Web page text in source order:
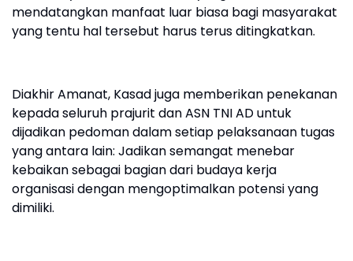
mendatangkan manfaat luar biasa bagi masyarakat
yang tentu hal tersebut harus terus ditingkatkan.
Diakhir Amanat, Kasad juga memberikan penekanan
kepada seluruh prajurit dan ASN TNI AD untuk
dijadikan pedoman dalam setiap pelaksanaan tugas
yang antara lain: Jadikan semangat menebar
kebaikan sebagai bagian dari budaya kerja
organisasi dengan mengoptimalkan potensi yang
dimiliki.